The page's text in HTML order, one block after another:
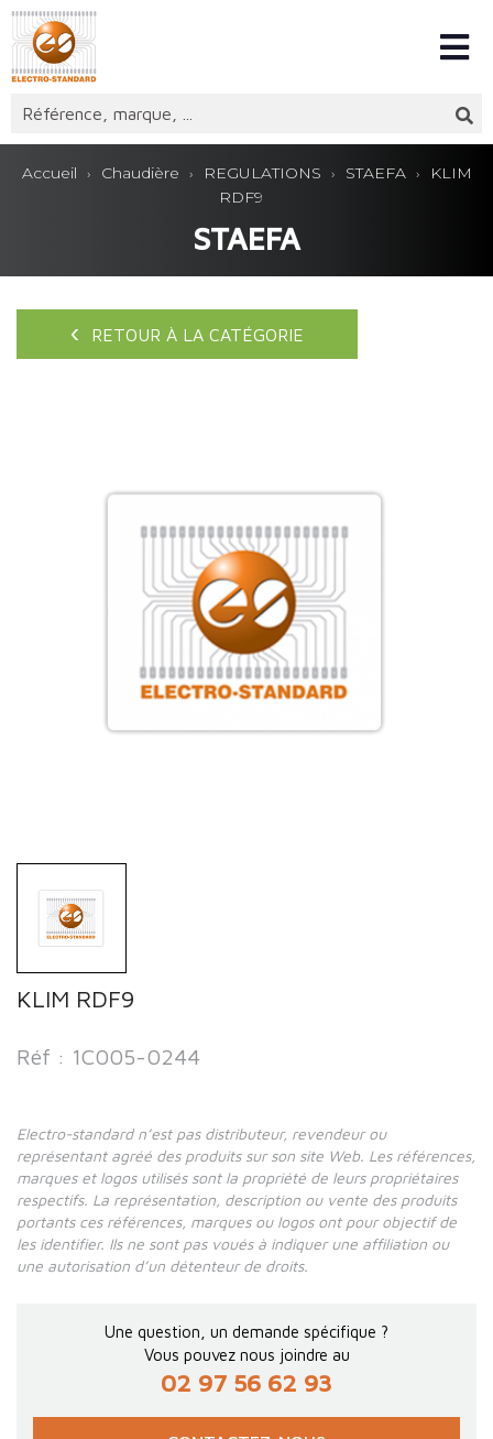
Accueil Chaudière REGULATIONS STAEFA
KLIM
RDF9
STAEFA
RETOUR À LA CATÉGORIE
KLIM RDF9
Réf : 1C005-0244
Electro-standard n’est pas distributeur, revendeur ou
représentant agréé des produits sur son site Web. Les références,
marques et logos utilisés sont la propriété de leurs propriétaires
respectifs. La représentation, description ou vente des produits
portants ces références, marques ou logos ont pour objectif de
les identifier. Ils ne sont pas voués à indiquer une affiliation ou
une autorisation d’un détenteur de droits.
Une question, un demande spécifique ?
Vous pouvez nous joindre au
02 97 56 62 93